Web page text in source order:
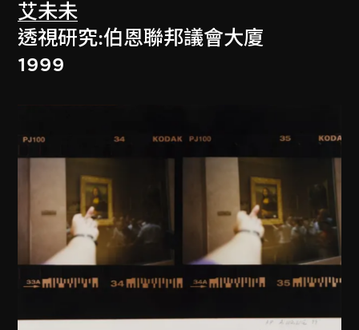
艾未未
透視研究:伯恩聯邦議會大廈
1999